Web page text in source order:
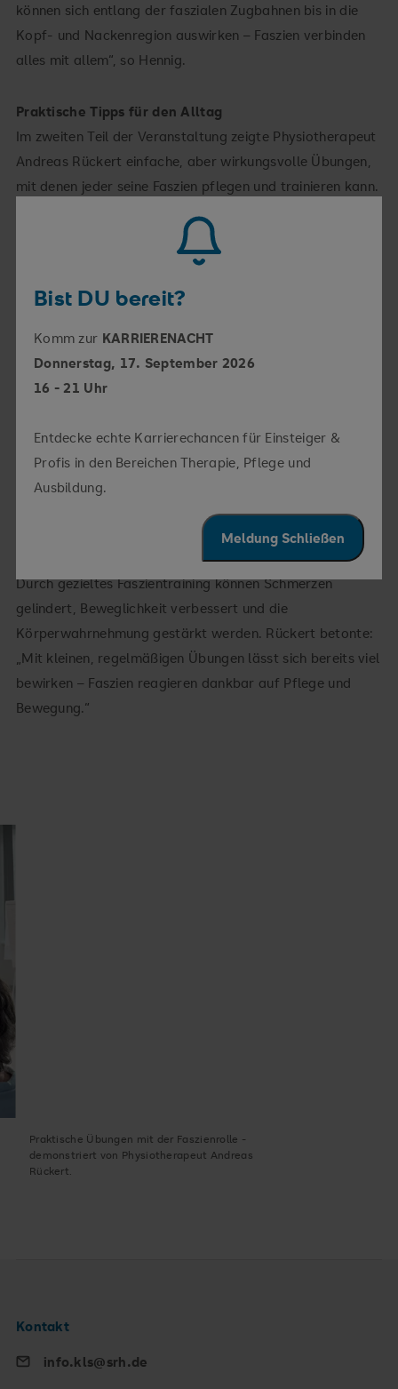
Bist DU bereit?
Komm zur KARRIERENACHT
Donnerstag, 17. September 2026
16 - 21 Uhr
Entdecke echte Karrierechancen für Einsteiger &
Profis in den Bereichen Therapie, Pflege und
Ausbildung.
Meldung Schließen
können sich entlang der faszialen Zugbahnen bis in die
Kopf- und Nackenregion auswirken – Faszien verbinden
alles mit allem“, so Hennig.
Praktische Tipps für den Alltag
Im zweiten Teil der Veranstaltung zeigte Physiotherapeut
Andreas Rückert einfache, aber wirkungsvolle Übungen,
mit denen jeder seine Faszien pflegen und trainieren kann.
Viel Wasser trinken, um das Gewebe elastisch zu
Regelmäßiges Dehnen in langen Muskelketten
Fußreflexzonenmassagen und bewusste
Zwei- bis dreimal pro Woche 15 Minuten
Faszientraining zusätzlich zu Ausdauer- und
Schmerzen reduzieren – Beweglichkeit fördern
Durch gezieltes Faszientraining können Schmerzen
gelindert, Beweglichkeit verbessert und die
Körperwahrnehmung gestärkt werden. Rückert betonte:
„Mit kleinen, regelmäßigen Übungen lässt sich bereits viel
bewirken – Faszien reagieren dankbar auf Pflege und
Bewegung.“
Praktische Übungen mit der Faszienrolle -
demonstriert von Physiotherapeut Andreas
Rückert.
Kontakt
info.kls@srh.de